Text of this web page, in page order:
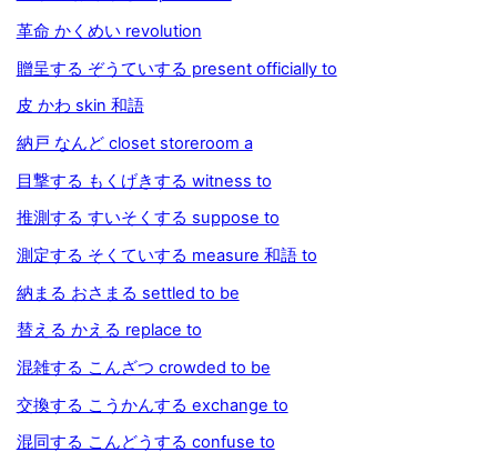
革命 かくめい revolution
贈呈する ぞうていする present officially to
皮 かわ skin 和語
納戸 なんど closet storeroom a
目撃する もくげきする witness to
推測する すいそくする suppose to
測定する そくていする measure 和語 to
納まる おさまる settled to be
替える かえる replace to
混雑する こんざつ crowded to be
交換する こうかんする exchange to
混同する こんどうする confuse to